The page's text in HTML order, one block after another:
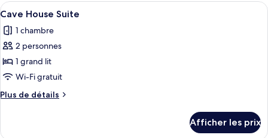
Room
with
Balcony
Room
Balcony
Afficher
toutes
les
photos
pour
ce
type
de
Cave
Un espace intérieur doté d’un
9
Cave House Suite
1 chambre
2 personnes
1 grand lit
Wi-Fi gratuit
Plus de détails
Plus
Afficher les prix